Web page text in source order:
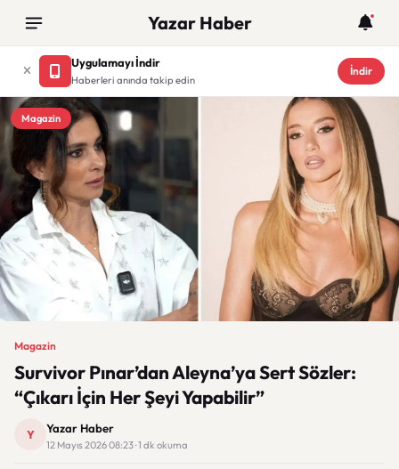
Yazar Haber
Uygulamayı İndir
Haberleri anında takip edin
İndir
Magazin
Magazin
Survivor Pınar’dan Aleyna’ya Sert Sözler:
“Çıkarı İçin Her Şeyi Yapabilir”
Y Yazar Haber
12 Mayıs 2026 08:23 · 1 dk okuma